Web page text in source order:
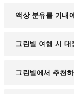
의 지퍼백에 넣
된장은 액체류
액상 분유를 기내
유아를 동반한
려주시기 바랍
그린빌 여행 시 대
대부분의 시내
그린빌에서 추천